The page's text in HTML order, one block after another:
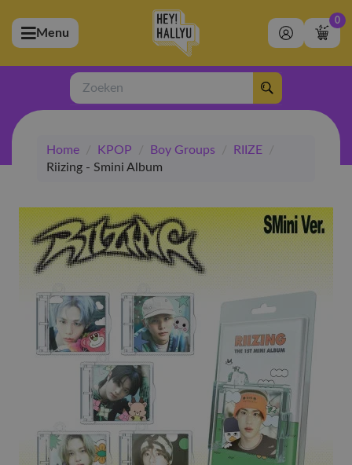
(Artiesten)
(Merchandise)
(Exclusive)
(Winkel)
Menu
0
Zoeken
Home / KPOP / Boy Groups / RIIZE
/
Riizing - Smini Album